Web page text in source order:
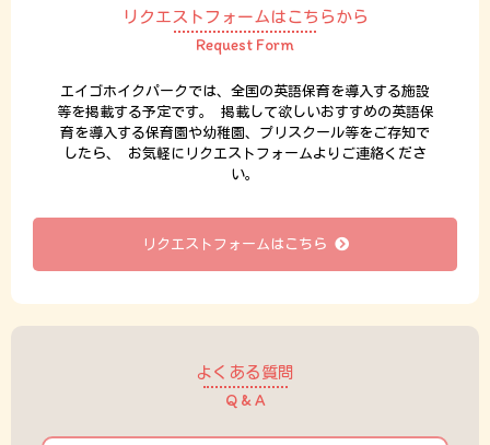
リクエストフォームはこちらから
Request Form
エイゴホイクパークでは、全国の英語保育を導入する施設
等を掲載する予定です。 掲載して欲しいおすすめの英語保
育を導入する保育園や幼稚園、プリスクール等をご存知で
したら、 お気軽にリクエストフォームよりご連絡くださ
い。
リクエストフォームはこちら
よくある質問
Q & A